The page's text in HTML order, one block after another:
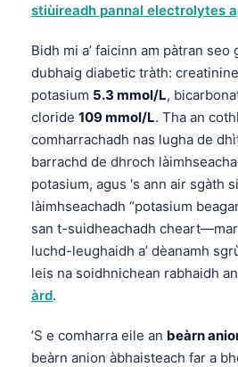
stiùireadh pannal electrolytes
Bidh mi a’ faicinn am pàtran seo
dubhaig diabetic tràth: creatinine
potasium 5.3 mmol/L,
cloride 109 mmol/L. Tha an
comharrachadh nas lugha de
barrachd de dhroch
potasium, agus 's ann air sgàth
làimhseachadh “potasium
san t-suidheachadh
luchd-leughaidh a’ dèanamh
leis na soidhnichean rabhaidh
àrd.
’S e comharra eile an beàrn
beàrn anion àbhaisteach far a
Українська
Català
Қазақ тілі
Suomi
Hrvatski
Slovenčina
پښتو
سنڌي
සිංහල
অসমীয়া